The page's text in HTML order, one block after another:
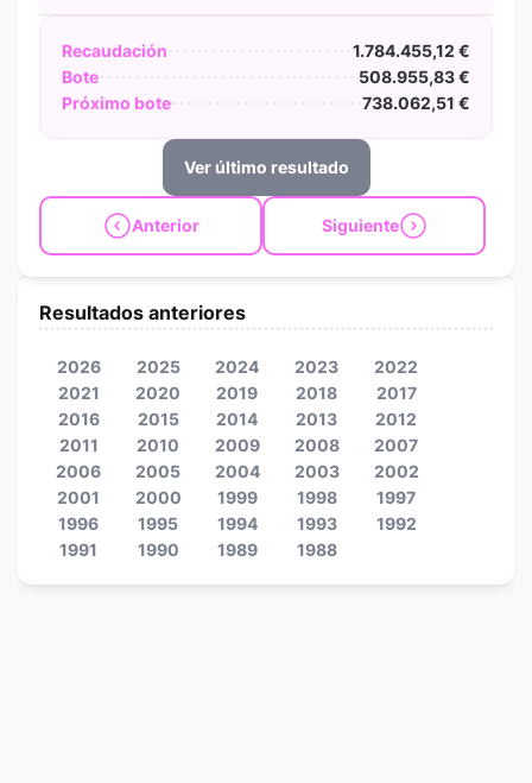
Recaudación
1.784.455,12 €
Bote
508.955,83 €
Próximo bote
738.062,51 €
Ver último resultado
Anterior Siguiente
Resultados anteriores
2026 2025 2024 2023
2022
2021
2020 2019 2018
2017
2016
2015 2014 2013
2012
2011
2010 2009 2008
2007
2006
2005 2004 2003
2002
2001
2000 1999 1998
1997
1996
1995 1994 1993
1992
1991
1990 1989 1988